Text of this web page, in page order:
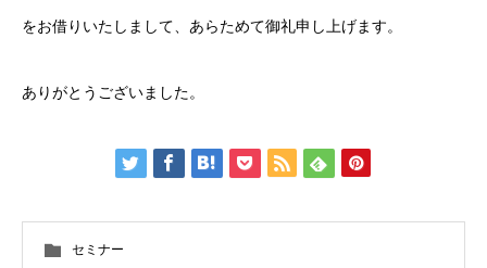
をお借りいたしまして、あらためて御礼申し上げます。
ありがとうございました。
セミナー